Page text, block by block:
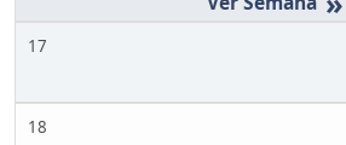
17
18